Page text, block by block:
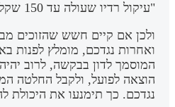
"עיקול רדיו שעולה עד 150 שקל").
ולכן אם קיים חשש שהזוכים
ואחרות נגדכם, מומלץ לפנות
המוסמך לדון בבקשה, לרוב
הוצאה לפועל, ולקבל החלטה
נגדכם. כך תימנעו את היכולת